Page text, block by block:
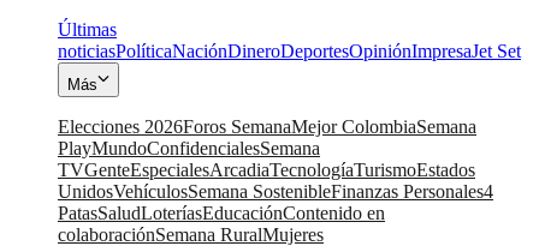
Últimas
noticiasPolíticaNaciónDineroDeportesOpiniónImpresaJet Set
Más
Elecciones 2026Foros SemanaMejor ColombiaSemana
PlayMundoConfidencialesSemana
TVGenteEspecialesArcadiaTecnologíaTurismoEstados
UnidosVehículosSemana SostenibleFinanzas Personales4
PatasSaludLoteríasEducaciónContenido en
colaboraciónSemana RuralMujeres